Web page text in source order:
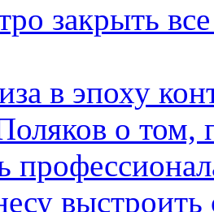
закрыть
в эпоху
о том,